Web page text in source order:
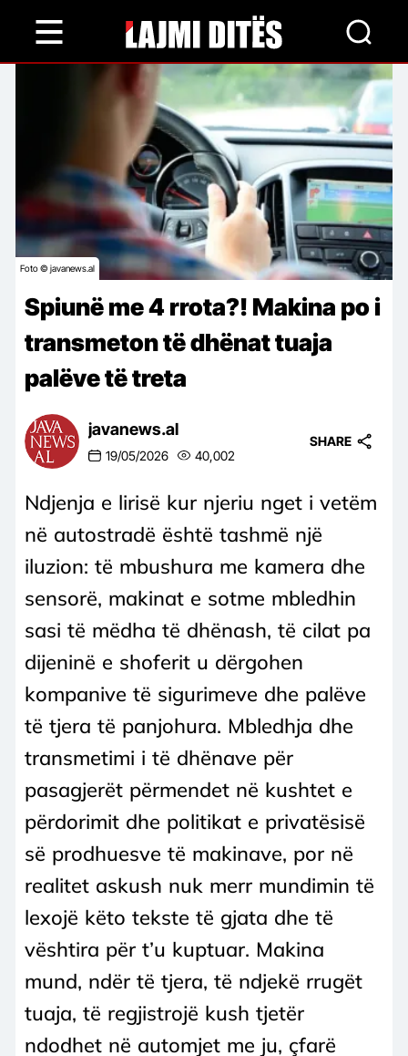
content
Foto © javanews.al
Spiunë me 4 rrota?! Makina po i
transmeton të dhënat tuaja
palëve të treta
javanews.al
19/05/2026 40,002
SHARE
Ndjenja e lirisë kur njeriu nget i vetëm
në autostradë është tashmë një
iluzion: të mbushura me kamera dhe
sensorë, makinat e sotme mbledhin
sasi të mëdha të dhënash, të cilat pa
dijeninë e shoferit u dërgohen
kompanive të sigurimeve dhe palëve
të tjera të panjohura. Mbledhja dhe
transmetimi i të dhënave për
pasagjerët përmendet në kushtet e
përdorimit dhe politikat e privatësisë
së prodhuesve të makinave, por në
realitet askush nuk merr mundimin të
lexojë këto tekste të gjata dhe të
vështira për t’u kuptuar. Makina
mund, ndër të tjera, të ndjekë rrugët
tuaja, të regjistrojë kush tjetër
ndodhet në automjet me ju, çfarë